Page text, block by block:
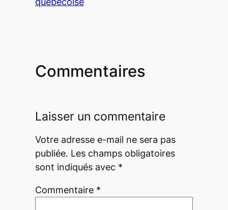
Commentaires
Laisser un commentaire
Votre adresse e-mail ne sera pas
publiée. Les champs obligatoires
sont indiqués avec *
Commentaire *